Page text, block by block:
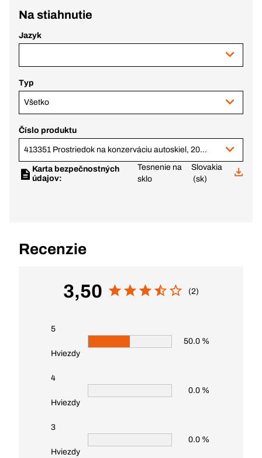
Na stiahnutie
Jazyk
Typ
Všetko
Číslo produktu
413351 Prostriedok na konzerváciu autoskiel, 20 ml sprej
Karta bezpečnostných
údajov:
Tesnenie na
sklo
Slovakia
(sk)
Recenzie
3,50 (2)
5
Hviezdy
50.0 %
4
Hviezdy
0.0 %
3
Hviezdy
0.0 %